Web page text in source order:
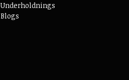
Underholdnings
Blogs